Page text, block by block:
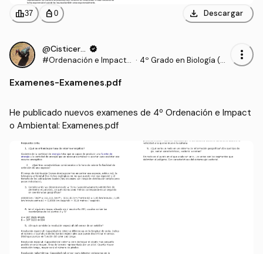
leaderboard37 personal_bag 0 download Descargar
@Cisticercoverified
#Ordenación e Impacto · 4º Grado en Biología (UE
more_vert
Examenes-Examenes.pdf
He publicado nuevos examenes de 4º Ordenación e Impact
o Ambiental: Examenes.pdf